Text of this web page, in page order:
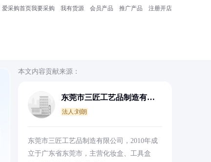
爱采购首页我要采购 我有货源 会员产品 推广产品 注册开店
本文内容贡献来源：
东莞市三匠工艺品制造有限
法人:刘朗
东莞市三匠工艺品制造有限公司，2010年成
立于广东省东莞市，主营化妆盒、工具盒